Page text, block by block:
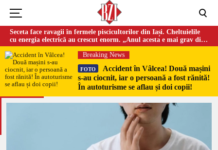
Seceta face ravagii în fermele piscicultorilor din Iași. Cheltuielile
cu energia electrică au crescut enorm. „Anul acesta e mai grav din
cauza temperaturilor foarte mari”
Breaking News
FOTO
Accident în Vâlcea! Două mașini
s-au ciocnit, iar o persoană a fost rănită!
În autoturisme se aflau și doi copii!